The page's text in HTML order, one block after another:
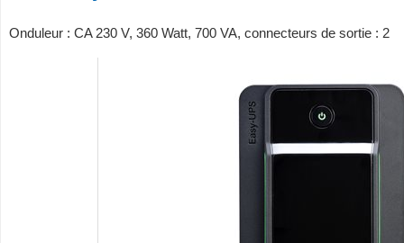
Onduleur : CA 230 V, 360 Watt, 700 VA, connecteurs de sortie : 2